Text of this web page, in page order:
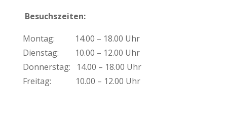
Besuchszeiten:
Montag: 14.00 – 18.00 Uhr
Dienstag: 10.00 – 12.00 Uhr
Donnerstag: 14.00 – 18.00 Uhr
Freitag: 10.00 – 12.00 Uhr